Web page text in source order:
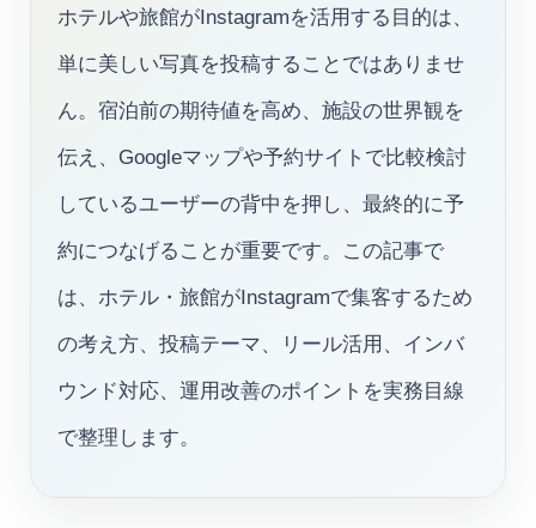
ホテルや旅館がInstagramを活用する目的は、
単に美しい写真を投稿することではありませ
ん。宿泊前の期待値を高め、施設の世界観を
伝え、Googleマップや予約サイトで比較検討
しているユーザーの背中を押し、最終的に予
約につなげることが重要です。この記事で
は、ホテル・旅館がInstagramで集客するため
の考え方、投稿テーマ、リール活用、インバ
ウンド対応、運用改善のポイントを実務目線
で整理します。